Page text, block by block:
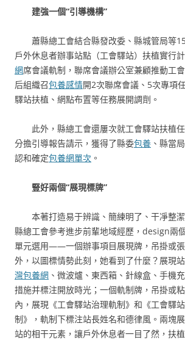
建強一個“引導機構”
蕭縣總工會結合縣發改委、縣城管局等
戶外休息者辦事站點（工會驛站）扶植實行
網席會議軌制，聯席會議辦公室兼顧推動工
后組織召包養感情開2次聯席會議、5次專項
驛站扶植、網點布置等任務展開調劑。
此外，縣總工會還屢次就工會驛站扶植
分擔引導報告請示，獲得了縣委包養 、縣當
認和確定包養網單次 。
豎好兩個“展現標牌”
本著打造易于辨識、簡練明了、干凈整
縣總工會參考進步前輩地域經歷，design兩
單元選用——一個辦事項目展現牌，吊掛或
外，以圖標情勢此刻，她看到了什麼？展現
灣包養網 、微波爐、東西箱、針線盒、手機
措施并標注開放時光；一個軌制牌，吊掛或
內，展現《工會驛站治理軌制》和《工會驛
制》，軌制下標注站長姓名和德律風。兩塊
站的相干元素，讓戶外休息者一目了然，扶